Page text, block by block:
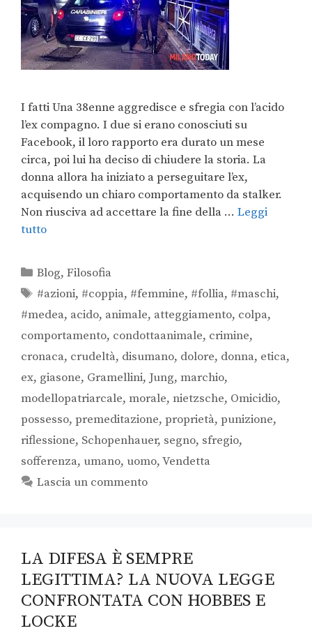
I fatti Una 38enne aggredisce e sfregia con l’acido
l’ex compagno. I due si erano conosciuti su
Facebook, il loro rapporto era durato un mese
circa, poi lui ha deciso di chiudere la storia. La
donna allora ha iniziato a perseguitare l’ex,
acquisendo un chiaro comportamento da stalker.
Non riusciva ad accettare la fine della … Leggi
tutto
Blog,Filosofia
#azioni, #coppia, #femmine, #follia, #maschi,
#medea, acido, animale, atteggiamento, colpa,
comportamento, condottaanimale, crimine,
cronaca, crudeltà, disumano, dolore, donna, etica,
ex, giasone, Gramellini,Jung, marchio,
modellopatriarcale, morale, nietzsche, Omicidio,
possesso, premeditazione, proprietà, punizione,
riflessione, Schopenhauer, segno, sfregio,
sofferenza, umano, uomo,Vendetta
Lascia un commento
LA DIFESA È SEMPRE
LEGITTIMA? LA NUOVA LEGGE
CONFRONTATA CON HOBBES E
LOCKE